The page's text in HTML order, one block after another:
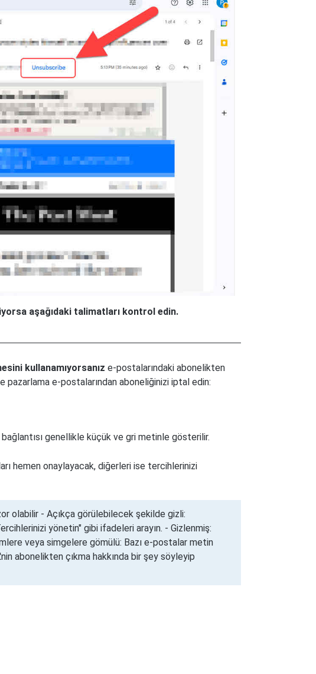
aşağıdaki talimatları kontrol edin.
kullanamıyorsanız e-postalarındaki abonelikten
pazarlama e-postalarından aboneliğinizi iptal edin:
genellikle küçük ve gri metinle gösterilir.
hemen onaylayacak, diğerleri ise tercihlerinizi
olabilir - Açıkça görülebilecek şekilde gizli:
yönetin" gibi ifadeleri arayın. - Gizlenmiş:
veya simgelere gömülü: Bazı e-postalar metin
abonelikten çıkma hakkında bir şey söyleyip